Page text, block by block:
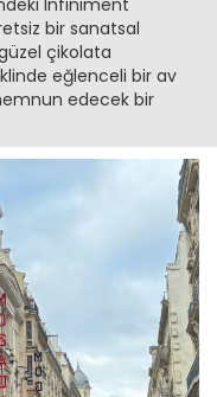
Infiniment
bir sanatsal
çikolata
eğlenceli bir av
edecek bir